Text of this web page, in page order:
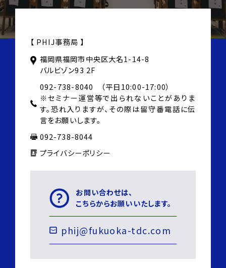
【 PHIJ事務局 】
福岡県福岡市中央区大名1-14-8
バルビゾン93 2F
092-738-8040 （平日10:00-17:00）
※セミナー運営等で出られないことがありま
す。恐れ入りますが、その際は留守番電話に伝
言をお願いします。
092-738-8044
プライバシーポリシー
お問い合わせは、
こちらからお願いいたします。
phij@fukuoka-tdc.com